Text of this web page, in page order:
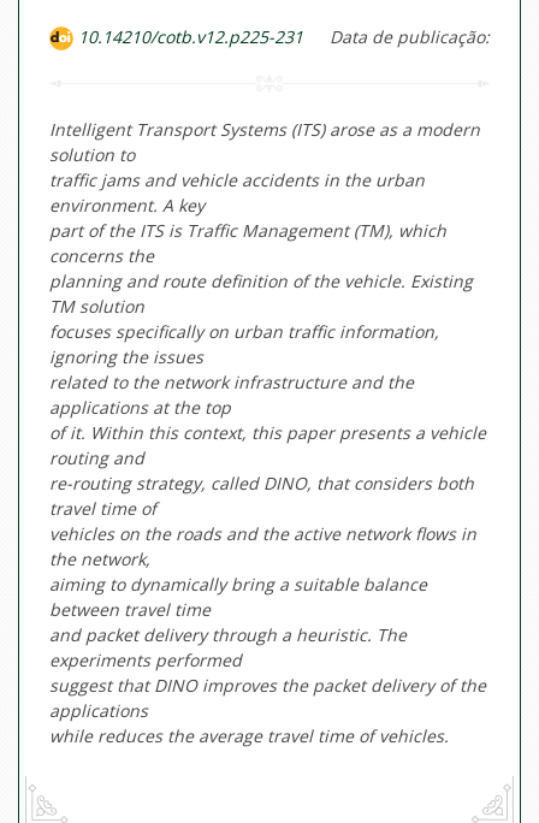
10.14210/cotb.v12.p225-231 Data de publicação:
Intelligent Transport Systems (ITS) arose as a modern
solution to
traffic jams and vehicle accidents in the urban
environment. A key
part of the ITS is Traffic Management (TM), which
concerns the
planning and route definition of the vehicle. Existing
TM solution
focuses specifically on urban traffic information,
ignoring the issues
related to the network infrastructure and the
applications at the top
of it. Within this context, this paper presents a vehicle
routing and
re-routing strategy, called DINO, that considers both
travel time of
vehicles on the roads and the active network flows in
the network,
aiming to dynamically bring a suitable balance
between travel time
and packet delivery through a heuristic. The
experiments performed
suggest that DINO improves the packet delivery of the
applications
while reduces the average travel time of vehicles.